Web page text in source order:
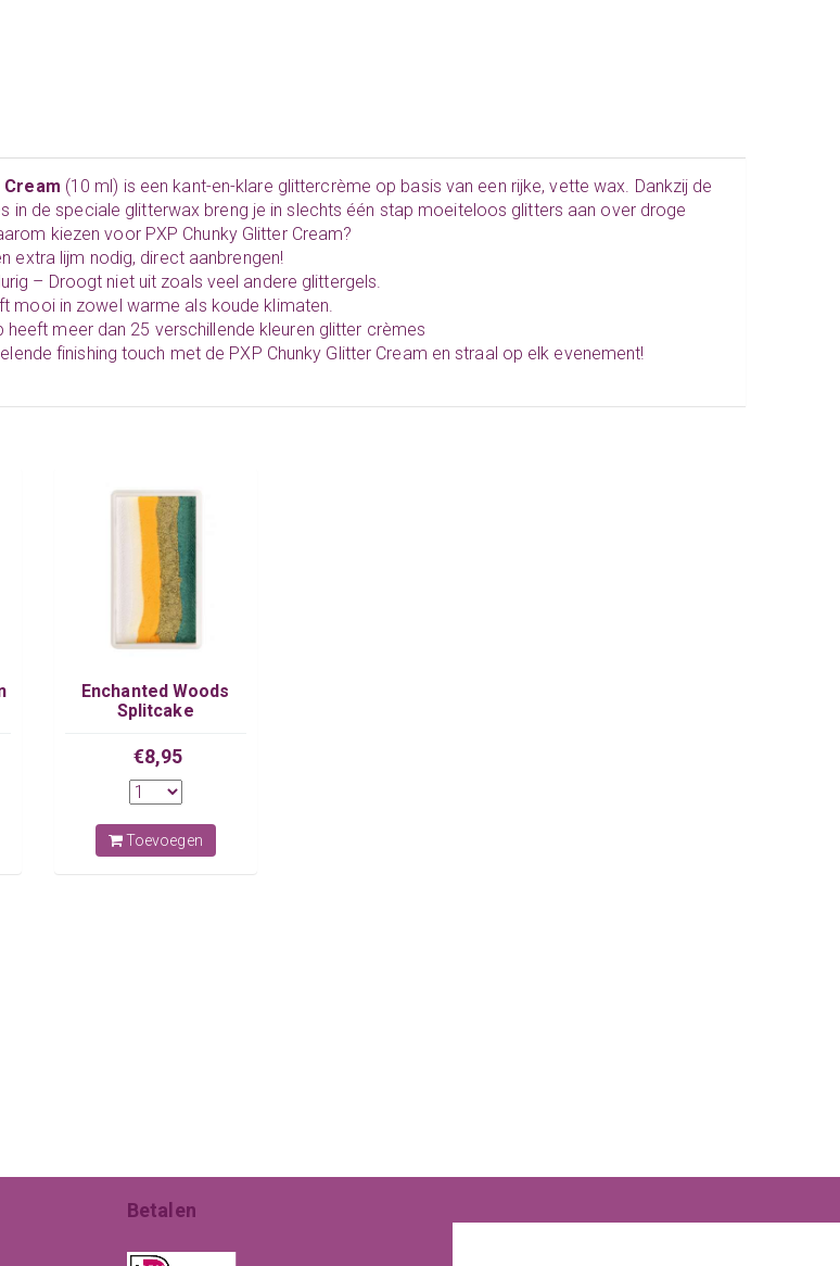
Cream (10 ml) is een kant-en-klare glittercrème op basis van een rijke, vette wax. Dankzij de
in de speciale glitterwax breng je in slechts één stap moeiteloos glitters aan over droge
kiezen voor PXP Chunky Glitter Cream?
extra lijm nodig, direct aanbrengen!
– Droogt niet uit zoals veel andere glittergels.
mooi in zowel warme als koude klimaten.
heeft meer dan 25 verschillende kleuren glitter crèmes
finishing touch met de PXP Chunky Glitter Cream en straal op elk evenement!
Enchanted Woods
Splitcake
€8,95
Toevoegen
Betalen